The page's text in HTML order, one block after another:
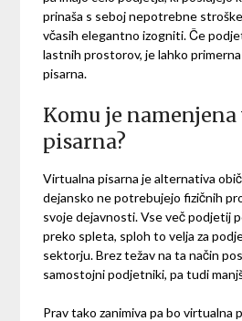
prinaša s seboj nepotrebne
včasih elegantno izogniti. Če
lastnih prostorov, je lahko
pisarna.
Komu je
pisarna?
Virtualna pisarna je alternativa
dejansko ne potrebujejo fizičnih
svoje dejavnosti. Vse več podjetij
preko spleta, sploh to velja za
sektorju. Brez težav na ta način
samostojni podjetniki, pa tudi
Prav tako zanimiva pa bo virtualna